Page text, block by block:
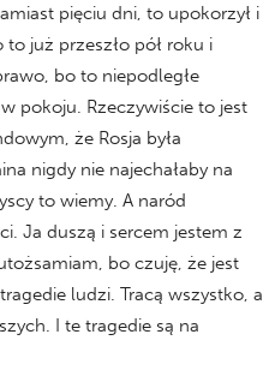
pięciu dni, to upokorzył i
już przeszło pół roku i
bo to niepodległe
pokoju. Rzeczywiście to jest
że Rosja była
nigdy nie najechałaby na
to wiemy. A naród
Ja duszą i sercem jestem z
bo czuję, że jest
ludzi. Tracą wszystko, a
I te tragedie są na